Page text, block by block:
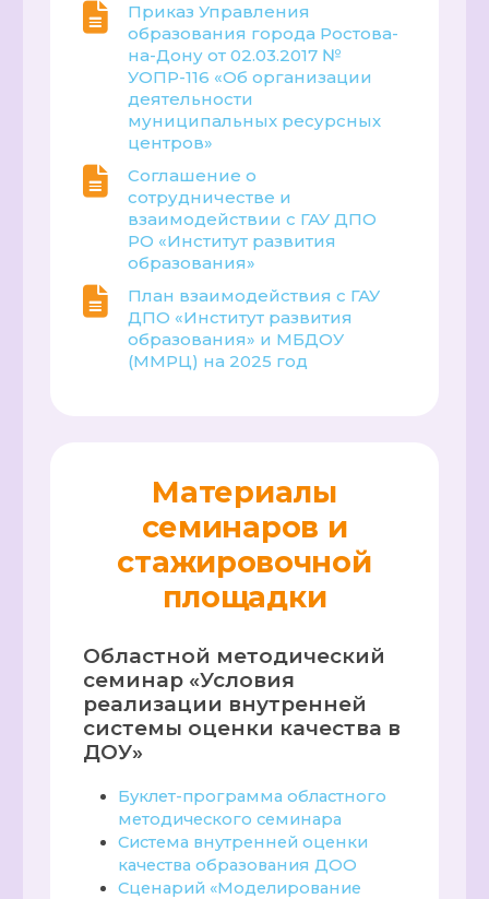
Приказ Управления
образования города Ростова-
на-Дону от 02.03.2017 №
УОПР-116 «Об организации
деятельности
муниципальных ресурсных
центров»
Соглашение о
сотрудничестве и
взаимодействии с ГАУ ДПО
РО «Институт развития
образования»
План взаимодействия с ГАУ
ДПО «Институт развития
образования» и МБДОУ
(ММРЦ) на 2025 год
Материалы
семинаров и
стажировочной
площадки
Областной методический
семинар «Условия
реализации внутренней
системы оценки качества в
ДОУ»
Буклет-программа областного
методического семинара
Система внутренней оценки
качества образования ДОО
Сценарий «Моделирование